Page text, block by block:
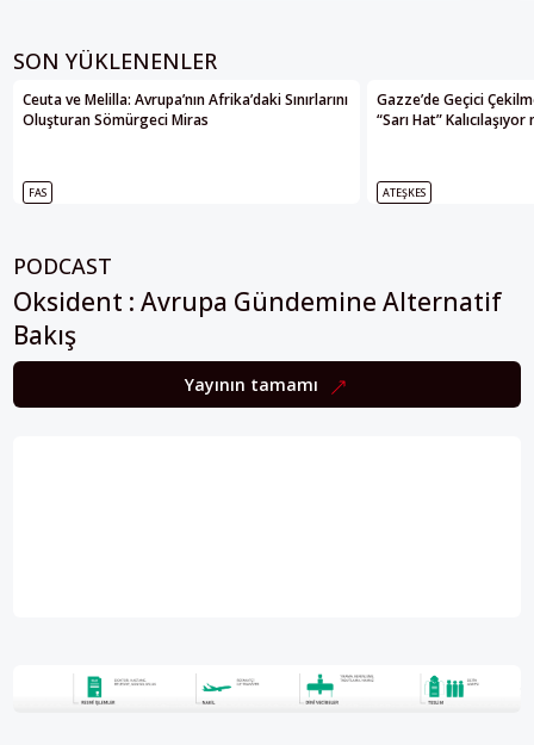
SON YÜKLENENLER
Ceuta ve Melilla: Avrupa’nın Afrika’daki Sınırlarını
Oluşturan Sömürgeci Miras
FAS
Gazze’de Geçici
“Sarı Hat” Kalıcılaşıyor
ATEŞKES
PODCAST
Oksident : Avrupa Gündemine Alternatif
Bakış
Yayının tamamı